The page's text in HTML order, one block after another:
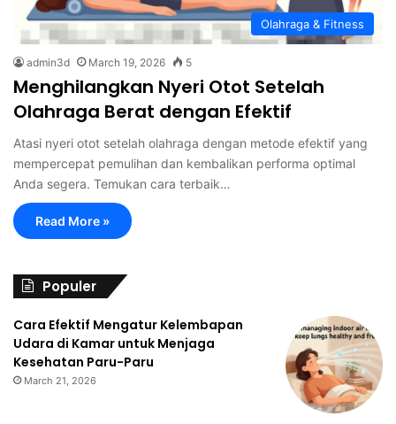
Olahraga & Fitness
admin3d March 19, 2026 5
Menghilangkan Nyeri Otot Setelah
Olahraga Berat dengan Efektif
Atasi nyeri otot setelah olahraga dengan metode efektif yang
mempercepat pemulihan dan kembalikan performa optimal
Anda segera. Temukan cara terbaik…
Read More »
Populer
Cara Efektif Mengatur Kelembapan
Udara di Kamar untuk Menjaga
Kesehatan Paru-Paru
March 21, 2026